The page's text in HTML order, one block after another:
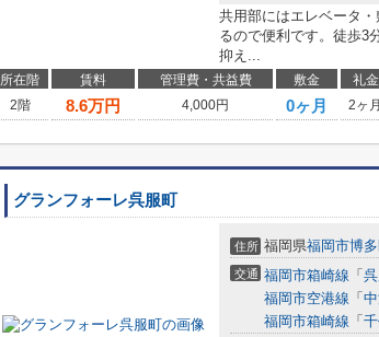
共用部にはエレベータ
るので便利です。徒歩3
抑え...
所在階 賃料 管理費・共益費 敷金 礼金
2階
8.6万円 4,000円 0ヶ月 2ヶ月
グランフォーレ呉服町
住所 福岡県福岡市博
交通 福岡市箱崎線 「
福岡市空港線 「
福岡市箱崎線 「